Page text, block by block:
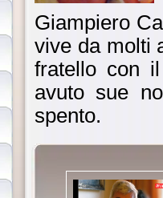
Giampiero
vive da molti
fratello con
avuto sue
spento.